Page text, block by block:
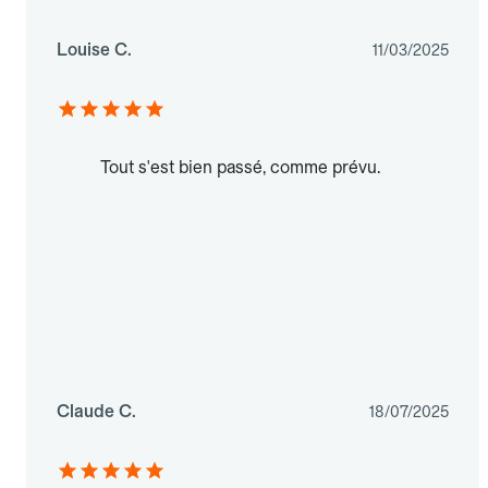
Louise C. 11/03/2025
Tout s'est bien passé, comme prévu.
Claude C. 18/07/2025